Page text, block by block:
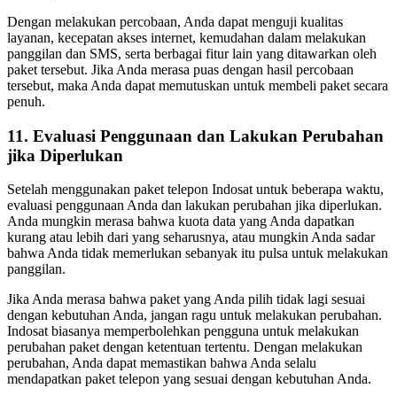
Dengan melakukan percobaan, Anda dapat menguji kualitas
layanan, kecepatan akses internet, kemudahan dalam melakukan
panggilan dan SMS, serta berbagai fitur lain yang ditawarkan oleh
paket tersebut. Jika Anda merasa puas dengan hasil percobaan
tersebut, maka Anda dapat memutuskan untuk membeli paket secara
penuh.
11. Evaluasi Penggunaan dan Lakukan Perubahan
jika Diperlukan
Setelah menggunakan paket telepon Indosat untuk beberapa waktu,
evaluasi penggunaan Anda dan lakukan perubahan jika diperlukan.
Anda mungkin merasa bahwa kuota data yang Anda dapatkan
kurang atau lebih dari yang seharusnya, atau mungkin Anda sadar
bahwa Anda tidak memerlukan sebanyak itu pulsa untuk melakukan
panggilan.
Jika Anda merasa bahwa paket yang Anda pilih tidak lagi sesuai
dengan kebutuhan Anda, jangan ragu untuk melakukan perubahan.
Indosat biasanya memperbolehkan pengguna untuk melakukan
perubahan paket dengan ketentuan tertentu. Dengan melakukan
perubahan, Anda dapat memastikan bahwa Anda selalu
mendapatkan paket telepon yang sesuai dengan kebutuhan Anda.